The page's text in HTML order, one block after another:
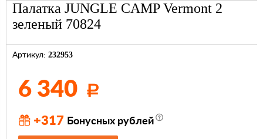
Палатка JUNGLE CAMP Vermont 2
зеленый 70824
Артикул: 232953
6 340 Р
+317 Бонусных рублей